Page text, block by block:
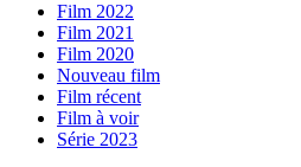
Film 2022
Film 2021
Film 2020
Nouveau film
Film récent
Film à voir
Série 2023